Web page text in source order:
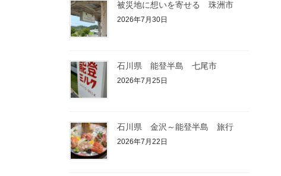
被災地に想いを寄せる 珠洲市
2026年7月30日
石川県 能登半島 七尾市
2026年7月25日
石川県 金沢～能登半島 旅行
2026年7月22日